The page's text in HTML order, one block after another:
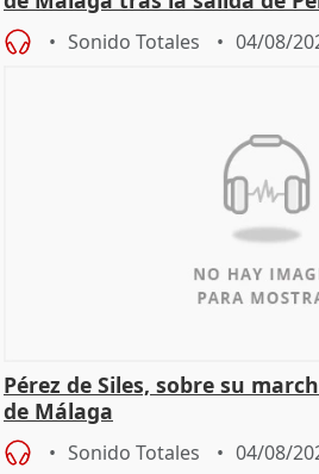
Sonido Totales 04/08/
Pérez de Siles, sobre su
de Málaga
Sonido Totales 04/08/